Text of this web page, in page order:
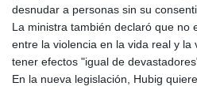
desnudar a personas sin su
La ministra también declaró que no
entre la violencia en la vida real y la
tener efectos "igual de
En la nueva legislación, Hubig